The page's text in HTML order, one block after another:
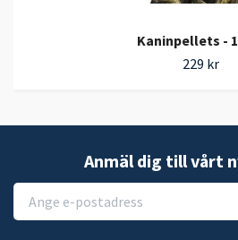
Kaninpellets -
229 kr
Anmäl dig till vårt